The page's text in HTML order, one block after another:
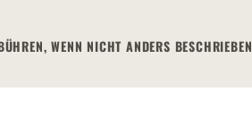
WENN NICHT ANDERS BESCHRIEBEN